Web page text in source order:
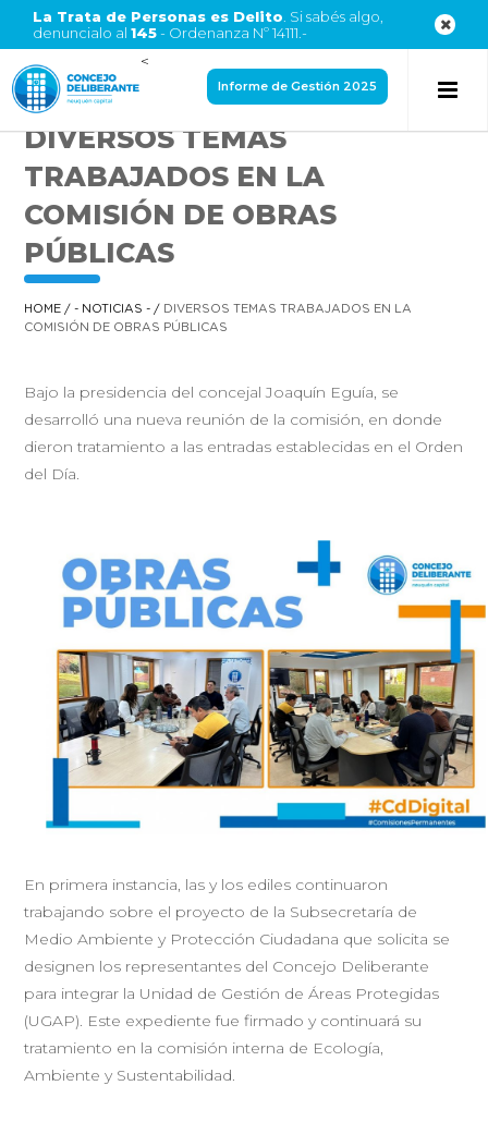
La Trata de Personas es Delito . Si sabés algo,
denuncialo al 145- Ordenanza Nº 14111.-
<
Informe de Gestión 2025
DIVERSOS TEMAS
TRABAJADOS EN LA
COMISIÓN DE OBRAS
PÚBLICAS
HOME /- NOTICIAS - / DIVERSOS TEMAS TRABAJADOS EN LA
COMISIÓN DE OBRAS PÚBLICAS
Bajo la presidencia del concejal Joaquín Eguía, se
desarrolló una nueva reunión de la comisión, en donde
dieron tratamiento a las entradas establecidas en el Orden
del Día.
En primera instancia, las y los ediles continuaron
trabajando sobre el proyecto de la Subsecretaría de
Medio Ambiente y Protección Ciudadana que solicita se
designen los representantes del Concejo Deliberante
para integrar la Unidad de Gestión de Áreas Protegidas
(UGAP). Este expediente fue firmado y continuará su
tratamiento en la comisión interna de Ecología,
Ambiente y Sustentabilidad.